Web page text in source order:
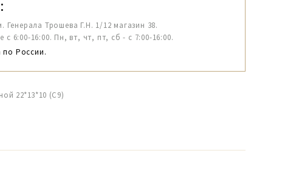
Генерала Трошева Г.Н. 1/12 магазин 38.
с 6:00-16:00. Пн, вт, чт, пт, сб - с 7:00-16:00.
по России.
22*13*10 (С9)